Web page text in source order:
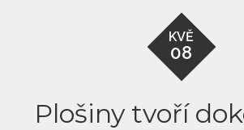
KVĚ
08
Plošiny tvoří